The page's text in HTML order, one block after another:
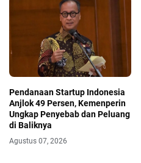
Pendanaan Startup Indonesia
Anjlok 49 Persen, Kemenperin
Ungkap Penyebab dan Peluang
di Baliknya
Agustus 07, 2026